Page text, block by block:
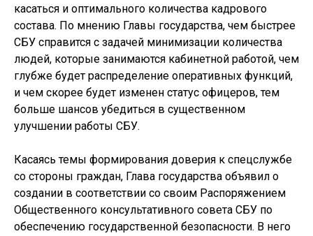
касаться и оптимального количества кадрового
состава. По мнению Главы государства, чем быстрее
СБУ справится с задачей минимизации количества
людей, которые занимаются кабинетной работой, чем
глубже будет распределение оперативных функций,
и чем скорее будет изменен статус офицеров, тем
больше шансов убедиться в существенном
улучшении работы СБУ.
Касаясь темы формирования доверия к спецслужбе
со стороны граждан, Глава государства объявил о
создании в соответствии со своим Распоряжением
Общественного консультативного совета СБУ по
обеспечению государственной безопасности. В него